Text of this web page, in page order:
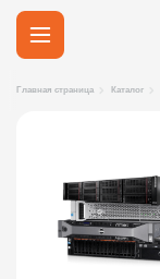
Главная страница Каталог